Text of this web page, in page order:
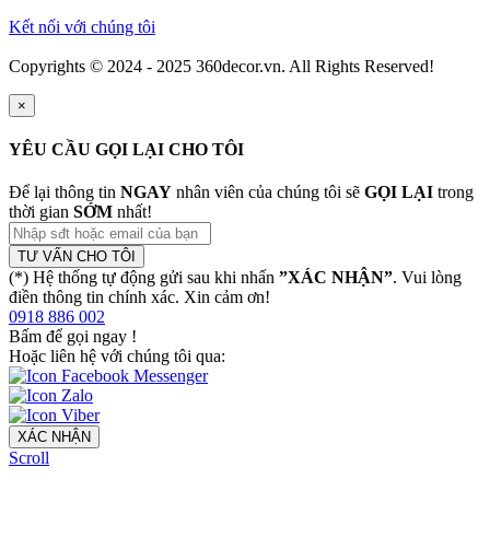
Kết nối với chúng tôi
Copyrights © 2024 - 2025 360decor.vn. All Rights Reserved!
×
YÊU CẦU GỌI LẠI CHO TÔI
Để lại thông tin NGAY nhân viên của chúng tôi sẽ GỌI LẠI trong
thời gian SỚM nhất!
TƯ VẤN CHO TÔI
(*) Hệ thống tự động gửi sau khi nhấn ”XÁC NHẬN”. Vui lòng
điền thông tin chính xác. Xin cảm ơn!
0918 886 002
Bấm để gọi ngay !
Hoặc liên hệ với chúng tôi qua:
XÁC NHẬN
Scroll